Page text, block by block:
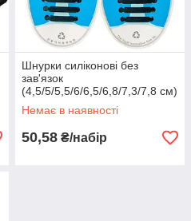
Шнурки силіконові без
зав'язок
(4,5/5/5,5/6/6,5/6,8/7,3/7,8 см)
16 шт./пач. чорні, кейс для
окулярів
Немає в наявності
50,58 ₴/набір